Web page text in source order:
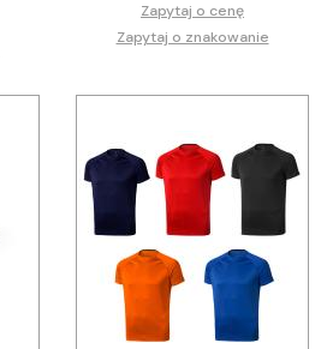
Zapytaj o cenę
Zapytaj o znakowanie